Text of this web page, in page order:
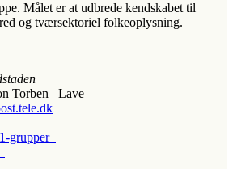
Målet er at udbrede kendskabet til
og tværsektoriel folkeoplysning.
Torben Lave
grupper